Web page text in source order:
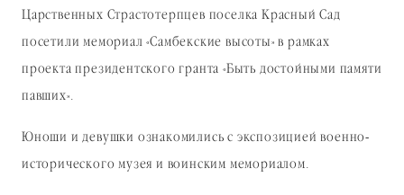
Царственных Страстотерпцев поселка Красный Сад
посетили мемориал «Самбекские высоты» в рамках
проекта президентского гранта «Быть достойными памяти
павших».
Юноши и девушки ознакомились с экспозицией военно-
исторического музея и воинским мемориалом.